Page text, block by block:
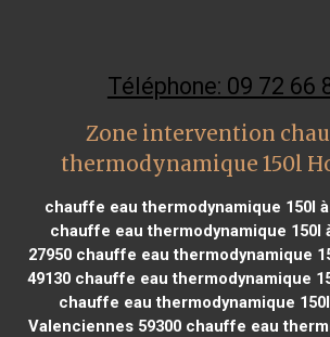
Téléphone: 09 72 66
Zone intervention
thermodynamique 150l
chauffe eau thermodynamique 150l à
chauffe eau thermodynamique 150l
27950chauffe eau thermodynamique
49130 chauffe eau thermodynamique
chauffe eau thermodynamique
Valenciennes 59300 chauffe eau